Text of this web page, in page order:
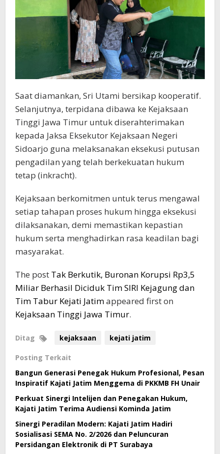
Saat diamankan, Sri Utami bersikap kooperatif.
Selanjutnya, terpidana dibawa ke Kejaksaan
Tinggi Jawa Timur untuk diserahterimakan
kepada Jaksa Eksekutor Kejaksaan Negeri
Sidoarjo guna melaksanakan eksekusi putusan
pengadilan yang telah berkekuatan hukum
tetap (inkracht).
Kejaksaan berkomitmen untuk terus mengawal
setiap tahapan proses hukum hingga eksekusi
dilaksanakan, demi memastikan kepastian
hukum serta menghadirkan rasa keadilan bagi
masyarakat.
The post Tak Berkutik, Buronan Korupsi Rp3,5
Miliar Berhasil Diciduk Tim SIRI Kejagung dan
Tim Tabur Kejati Jatimappeared first on
Kejaksaan Tinggi Jawa Timur.
Ditag kejaksaan kejati jatim
Posting Terkait
Bangun Generasi Penegak Hukum Profesional, Pesan
Inspiratif Kajati Jatim Menggema di PKKMB FH Unair
Perkuat Sinergi Intelijen dan Penegakan Hukum,
Kajati Jatim Terima Audiensi Kominda Jatim
Sinergi Peradilan Modern: Kajati Jatim Hadiri
Sosialisasi SEMA No. 2/2026 dan Peluncuran
Persidangan Elektronik di PT Surabaya